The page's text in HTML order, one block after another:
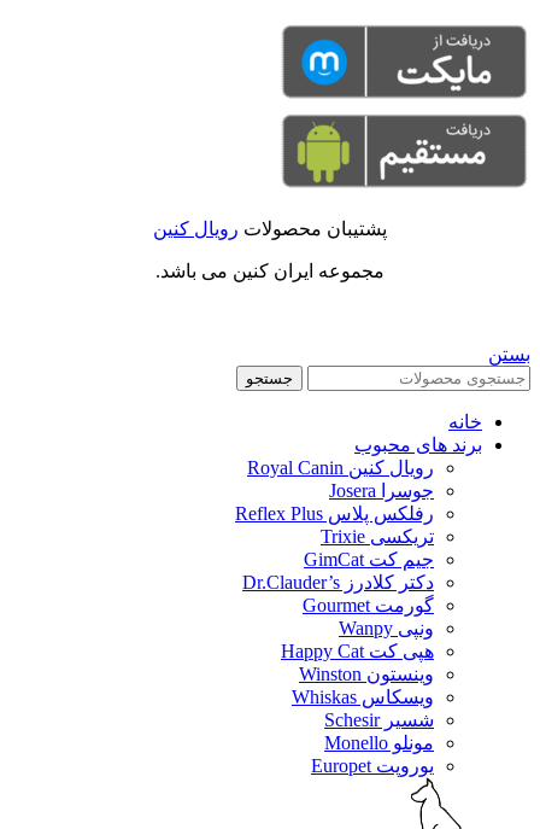
پشتیبان محصولات رویال کنین
مجموعه ایران کنین می باشد.
بستن
جستجو
خانه
برند های محبوب
رویال کنین Royal Canin
جوسرا Josera
رفلکس پلاس Reflex Plus
تریکسی Trixie
جیم کت GimCat
دکتر کلادرز Dr.Clauder’s
گورمت Gourmet
ونپی Wanpy
هپی کت Happy Cat
وینستون Winston
ویسکاس Whiskas
شسیر Schesir
مونلو Monello
یوروپت Europet